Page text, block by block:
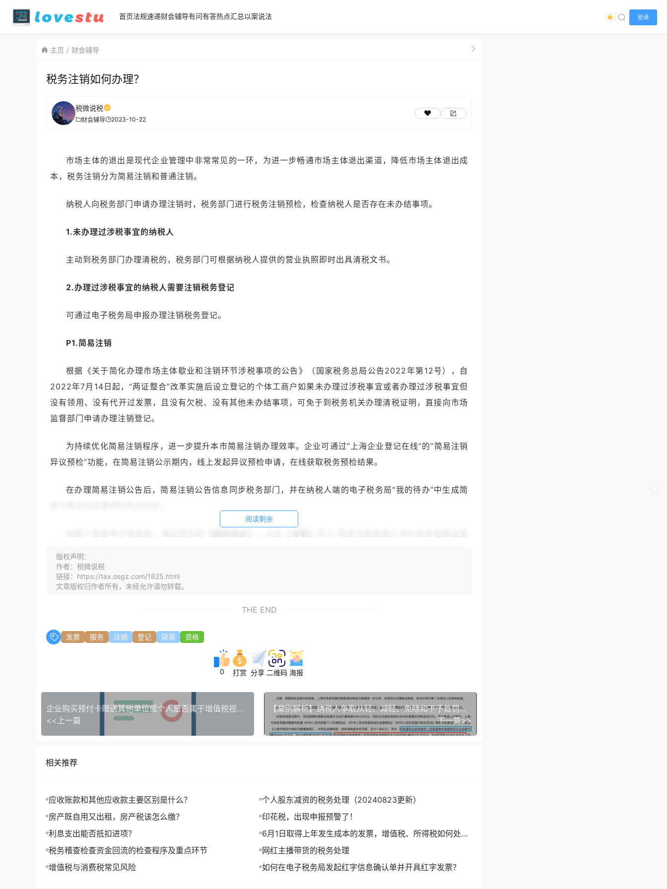
首页法规速递财会辅导有问有答热点汇总以案说法 登录
主页 财会辅导
​税务注销如何办理？
税微说税
财会辅导 2023-10-22
市场主体的退出是现代企业管理中非常常见的一环，为进一步畅通市场主体退出渠道，降低市场主体退出成
本，税务注销分为简易注销和普通注销。
纳税人向税务部门申请办理注销时，税务部门进行税务注销预检，检查纳税人是否存在未办结事项。
1.未办理过涉税事宜的纳税人
主动到税务部门办理清税的，税务部门可根据纳税人提供的营业执照即时出具清税文书。
2.办理过涉税事宜的纳税人需要注销税务登记
可通过电子税务局申报办理注销税务登记。
P1.简易注销
根据 《关于简化办理市场主体歇业和注销环节涉税事项的公告》 （国家税务总局公告2022年第12号）
，自
2022年7月14日起，“两证整合”改革实施后设立登记的个体工商户如果未办理过涉税事宜或者办理过涉税事宜但
没有领用、没有代开过发票，且没有欠税、没有其他未办结事项，可免于到税务机关办理清税证明，直接向市场
监督部门申请办理注销登记。
为持续优化简易注销程序，进一步提升本市简易注销办理效率。企业可通过“上海企业登记在线”的“简易注销
异议预检”功能，在简易注销公示期内，线上发起异议预检申请，在线获取税务预检结果。
在办理简易注销公告后，简易注销公告信息同步税务部门，并在纳税人端的电子税务局“我的待办”中生成简
（在市场监督管理部门申请公告后会在我的待办收到待办事项）
P2.普通注销
【清税注销套餐】,进入办理页面。
根据 《国家税务总局关于进一步优化办理企业税务注销程序的通知》（税总发〔2018〕149号）、《国家税
务总局关于深化“放管服”改革 更大力度推进优化税务注销办理程序工作的通知》（税总发〔2019〕64号）规
资格的纳税人，可按照一般注销流程，经审批后完成注销。
1.不存在未办结事项
对于符合即办资格，且不存在未办结事项的纳税人，可点击“申请注销”，在注销套餐中直接将企业进行注
销，并打印下载清税证明。
阅读剩余
版权声明：
作者：税微说税
链接：https://tax.osgz.com/1825.html
文章版权归作者所有，未经允许请勿转载。
THE END
发票 服务 注销 登记 简易 资格
0 打赏 分享 二维码 海报
企业购买预付卡赠送其他单位或个人是否属于增值税视同销售行为
<<上一篇
【案例解析】纳税人争取从轻、减轻、免除和不予处罚的5个路径
下一篇>>
相关推荐
应收账款和其他应收款主要区别是什么？
个人股东减资的税务处理（20240823更新）
房产既自用又出租，房产税该怎么缴？
印花税，出现申报预警了！
利息支出能否抵扣进项？
6月1日取得上年发生成本的发票，增值税、所得税如何处
理，如何做账？
税务稽查检查资金回流的检查程序及重点环节
网红主播带货的税务处理
增值税与消费税常见风险
如何在电子税务局发起红字信息确认单并开具红字发票？